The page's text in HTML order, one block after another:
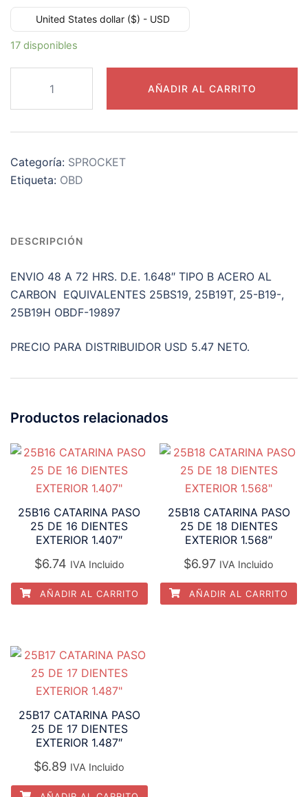
United States dollar ($) - USD
17 disponibles
CATARINA
PASO
25
19
DIENTES
cantidad
AÑADIR AL CARRITO
Categoría: SPROCKET
Etiqueta: OBD
DESCRIPCIÓN
ENVIO 48 A 72 HRS. D.E. 1.648″ TIPO B ACERO AL
CARBON EQUIVALENTES 25BS19, 25B19T, 25-B19-,
25B19H OBDF-19897
PRECIO PARA DISTRIBUIDOR USD 5.47 NETO.
Productos relacionados
25B16 CATARINA PASO
25 DE 16 DIENTES
EXTERIOR 1.407″
$6.74 IVA Incluido
AÑADIR AL CARRITO
25B18 CATARINA PASO
25 DE 18 DIENTES
EXTERIOR 1.568″
$6.97 IVA Incluido
AÑADIR AL CARRITO
25B17 CATARINA PASO
25 DE 17 DIENTES
EXTERIOR 1.487″
$6.89 IVA Incluido